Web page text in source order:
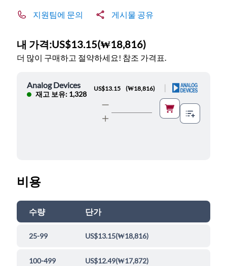
지원팀에 문의 게시물 공유
내 가격:US$13.15(₩18,816)
더 많이 구매하고 절약하세요! 참조 가격표.
Analog Devices
재고 보유: 1,328
US$13.15 (₩18,816)
비용
수량 단가
25-99 US$13.15(₩18,816)
100-499 US$12.49(₩17,872)